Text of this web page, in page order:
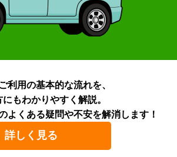
利用の基本的な流れを、
もわかりやすく解説。
よくある疑問や不安を解消します！
詳しく見る